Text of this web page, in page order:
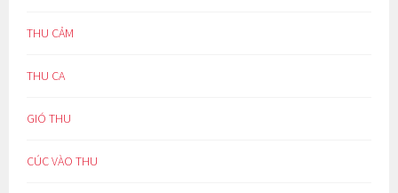
THU CẢM
THU CA
GIÓ THU
CÚC VÀO THU